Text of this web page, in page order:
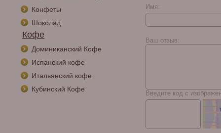
Конфеты
Шоколад
Кофе
Доминиканский Кофе
Испанский кофе
Итальянский кофе
Кубинский Кофе
Perdomo Reserve 10th
Anniversary Super Toro
Sun Grown
Имя:
Ваш отзыв:
Введите код с